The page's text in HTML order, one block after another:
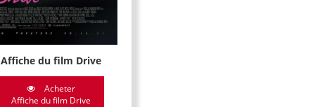
Affiche du film Drive
Acheter
Affiche du film Drive